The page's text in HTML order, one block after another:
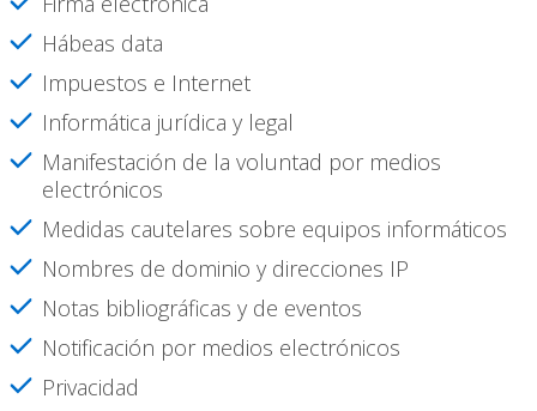
Hábeas data
Impuestos e Internet
Informática jurídica y legal
Manifestación de la voluntad por medios
electrónicos
Medidas cautelares sobre equipos informáticos
Nombres de dominio y direcciones IP
Notas bibliográficas y de eventos
Notificación por medios electrónicos
Privacidad